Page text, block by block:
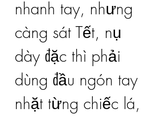
nhanh tay, nhưng
càng sát Tết, nụ
dày đặc thì phải
dùng đầu ngón tay
nhặt từng chiếc lá,